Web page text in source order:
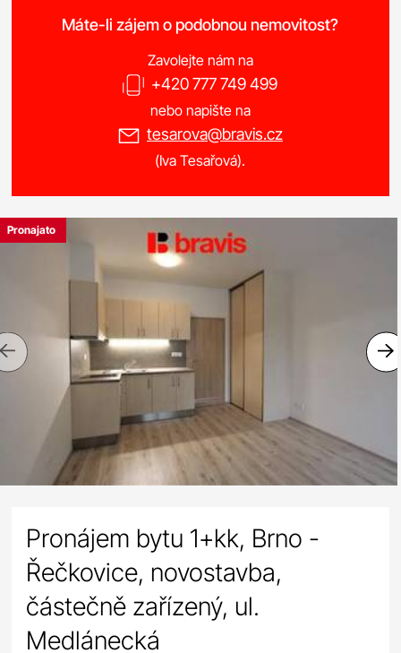
Máte-li zájem o podobnou nemovitost?
Zavolejte nám na
+420 777 749 499
nebo napište na
tesarova@bravis.cz
(Iva Tesařová).
Previous
Pronajato
Pronájem bytu 1+kk, Brno -
Řečkovice, novostavba,
částečně zařízený, ul.
Medlánecká